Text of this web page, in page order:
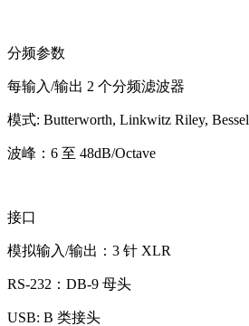
分频参数
每输入/输出 2 个分频滤波器
模式: Butterworth, Linkwitz Riley, Bessel
波峰：6 至 48dB/Octave
接口
模拟输入/输出：3 针 XLR
RS-232：DB-9 母头
USB: B 类接头